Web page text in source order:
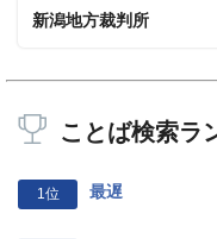
新潟地方裁判所
ことば検索ラ
1位 最遅